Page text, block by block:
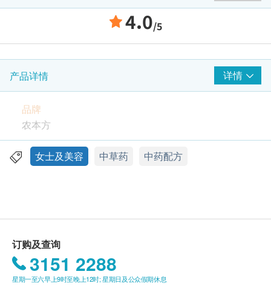
4.0/5
产品详情 详情
品牌
农本方
包装
药市场提供一个高质量，安全有效及更方便的选择。
女士调理，面色红润
适用于月经不调（因气血不足的月经量少，或月经
女士及美容 中草药 中药配方
订购及查询
3151 2288
星期一至六早上9时至晚上12时; 星期日及公众假期休息